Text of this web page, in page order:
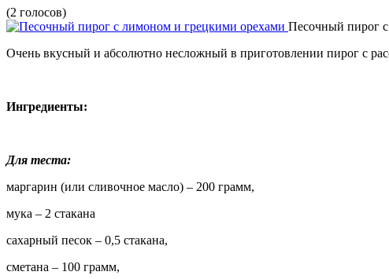
(2 голосов)
Песочный пирог
Очень вкусный и абсолютно несложный в приготовлении пирог с
Ингредиенты:
Для теста:
маргарин (или сливочное масло) – 200 грамм,
мука – 2 стакана
сахарный песок – 0,5 стакана,
сметана – 100 грамм,